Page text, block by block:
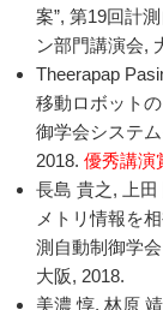
案”, 第19回計
ン部門講演会,
Theerapap
移動ロボット
御学会システ
2018. 優秀講演
長島 貴之, 上田
メトリ情報を
測自動制御学
大阪, 2018.
美濃 惇, 林原